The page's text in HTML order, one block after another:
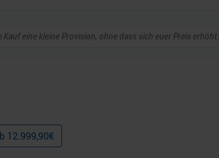
eine kleine Provision, ohne dass sich euer Preis erhöht.
12.999,90€